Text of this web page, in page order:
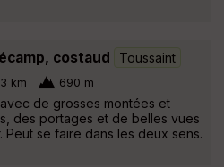
costaud Toussaint
km 690 m
de grosses montées et
des portages et de belles vues
Peut se faire dans les deux sens.